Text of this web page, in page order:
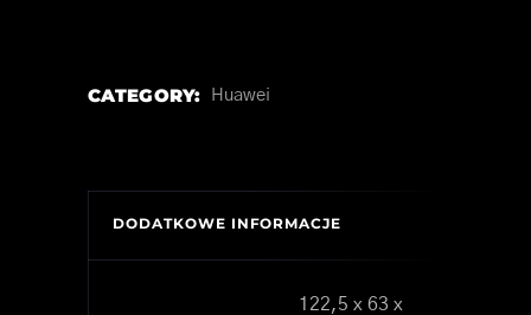
CATEGORY: Huawei
DODATKOWE INFORMACJE
122,5 x 63 x